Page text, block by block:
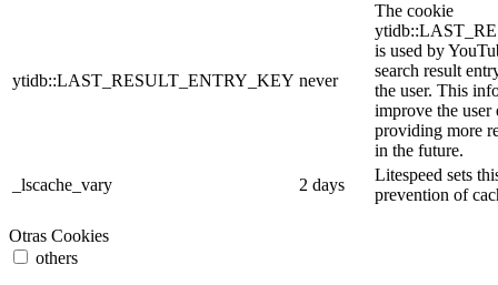
ytidb::LAST_RESULT_ENTRY_KEY never
The cookie
is used by
search result
the user. This
improve the user
providing more
in the future.
_lscache_vary
2 days
Litespeed sets
prevention of
Otras Cookies
others